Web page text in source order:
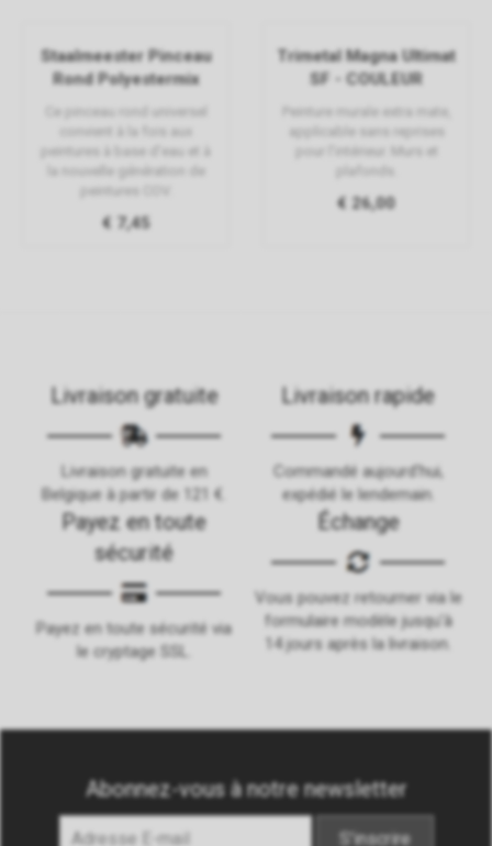
Staalmeester Pinceau
Rond Polyestermix
Ce pinceau rond universel
convient à la fois aux
peintures à base d'eau et à
la nouvelle génération de
peintures COV.
€ 7,45
Trimetal Magna Ultimat
SF - COULEUR
Peinture murale extra mate,
applicable sans reprises
pour l’intérieur. Murs et
plafonds.
€ 26,00
Livraison gratuite
Livraison gratuite en
Belgique à partir de 121 €.
Livraison rapide
Commandé aujourd'hui,
expédié le lendemain.
Payez en toute
sécurité
Payez en toute sécurité via
le cryptage SSL.
Échange
Vous pouvez retourner via le
formulaire modèle jusqu'à
14 jours après la livraison.
Abonnez-vous à notre newsletter